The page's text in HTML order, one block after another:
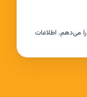
می‌دهم. اطلاعات